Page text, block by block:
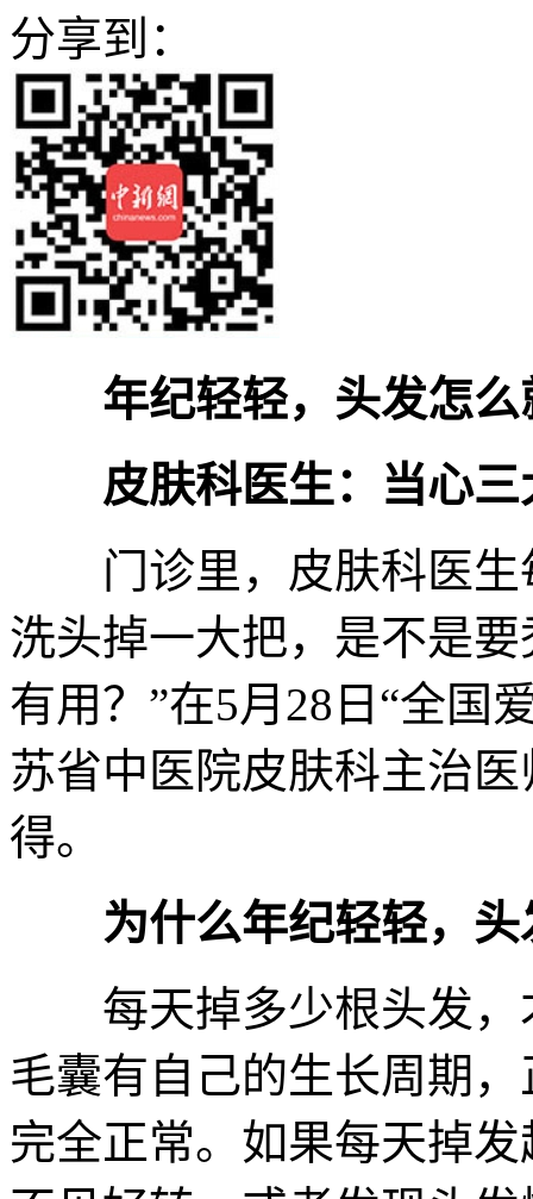
分享到：
年纪轻轻，头发怎
皮肤科医生：当心
门诊里，皮肤科医生
洗头掉一大把，是不是
有用？”在5月28日“全国
苏省中医院皮肤科主治
得。
为什么年纪轻轻，
每天掉多少根头发，
毛囊有自己的生长周期
完全正常。如果每天掉